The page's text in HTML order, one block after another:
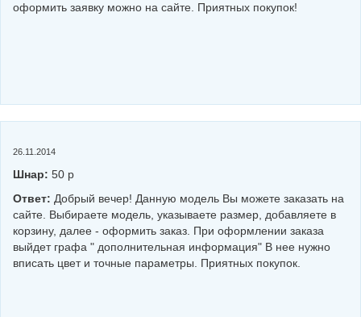
оформить заявку можно на сайте. Приятных покупок!
26.11.2014
Шнар: 50 р
Ответ: Добрый вечер! Данную модель Вы можете заказать на
сайте. Выбираете модель, указываете размер, добавляете в
корзину, далее - оформить заказ. При оформлении заказа
выйдет графа " дополнительная информация" В нее нужно
вписать цвет и точные параметры. Приятных покупок.